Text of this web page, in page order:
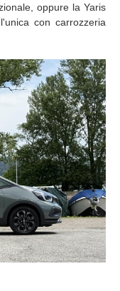
oppure la Yaris
con carrozzeria